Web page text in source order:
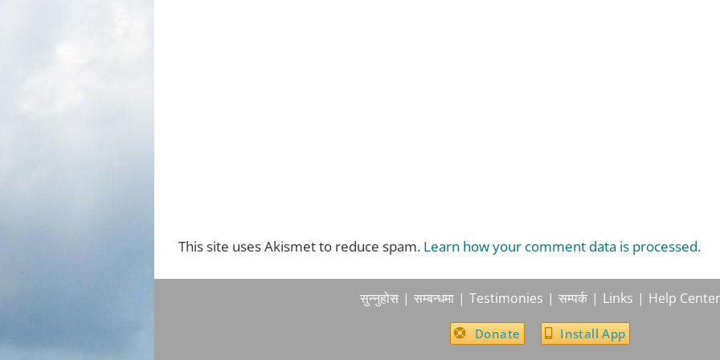
This site uses Akismet to reduce spam. Learn how your comment data is processed.
सुन्नुहोस सम्बन्धमा Testimonies सम्पर्क Links Help Center
Donate Install App